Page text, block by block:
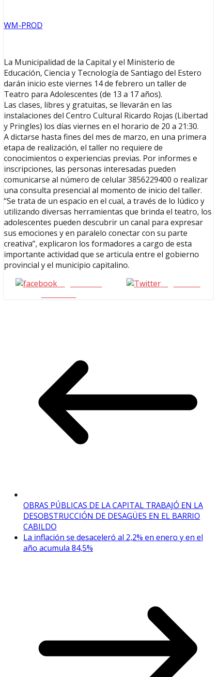
WM-PROD
La Municipalidad de la Capital y el Ministerio de
Educación, Ciencia y Tecnología de Santiago del Estero
darán inicio este viernes 14 de febrero un taller de
Teatro para Adolescentes (de 13 a 17 años).
Las clases, libres y gratuitas, se llevarán en las
instalaciones del Centro Cultural Ricardo Rojas (Libertad
y Pringles) los días viernes en el horario de 20 a 21:30.
A dictarse hasta fines del mes de marzo, en una primera
etapa de realización, el taller no requiere de
conocimientos o experiencias previas. Por informes e
inscripciones, las personas interesadas pueden
comunicarse al número de celular 3856229400 o realizar
una consulta presencial al momento de inicio del taller.
“Se trata de un espacio en el cual, a través de lo lúdico y
utilizando diversas herramientas que brinda el teatro, los
adolescentes pueden descubrir un canal para expresar
sus emociones y en paralelo conectar con su parte
creativa”, explicaron los formadores a cargo de esta
importante actividad que se articula entre el gobierno
provincial y el municipio capitalino.
Seguinos en
seguinos X
OBRAS PÚBLICAS DE LA CAPITAL TRABAJÓ EN LA
DESOBSTRUCCIÓN DE DESAGÜES EN EL BARRIO
CABILDO
La inflación se desaceleró al 2,2% en enero y en el
año acumula 84,5%